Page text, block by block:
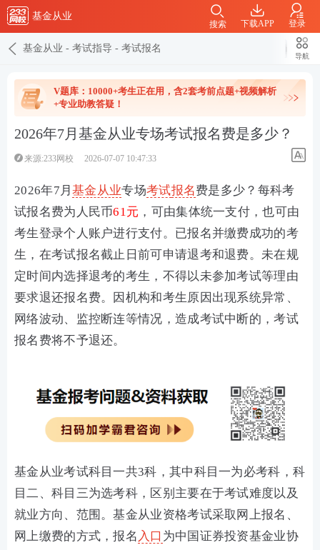
基金从业
下载APP 登录
搜索
基金从业 - 考试指导 - 考试报名
导航
V题库：10000+考生正在用，含2套考前点题+视频解析
+专业助教答疑！
2026年7月基金从业专场考试报名费是多少？
来源:233网校 2026-07-07 10:47:33
2026年7月基金从业专场考试报名费是多少？每科考
试报名费为人民币61元 ，可由集体统一支付，也可由
考生登录个人账户进行支付。已报名并缴费成功的考
生，在考试报名截止日前可申请退考和退费。未在规
定时间内选择退考的考生，不得以未参加考试等理由
要求退还报名费。因机构和考生原因出现系统异常、
网络波动、监控断连等情况，造成考试中断的，考试
报名费将不予退还。
基金从业考试科目一共3科，其中科目一为必考科，科
目二、科目三为选考科，区别主要在于考试难度以及
就业方向、范围。基金从业资格考试采取网上报名、
网上缴费的方式，报名 入口 为中国证券投资基金业协